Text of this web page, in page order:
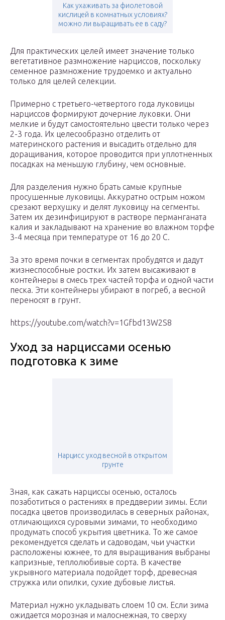
Как ухаживать за фиолетовой
кислицей в комнатных условиях?
можно ли выращивать ее в саду?
Для практических целей имеет значение только
вегетативное размножение нарциссов, поскольку
семенное размножение трудоемко и актуально
только для целей селекции.
Примерно с третьего-четвертого года луковицы
нарциссов формируют дочерние луковки. Они
мелкие и будут самостоятельно цвести только через
2-3 года. Их целесообразно отделить от
материнского растения и высадить отдельно для
доращивания, которое проводится при уплотненных
посадках на меньшую глубину, чем основные.
Для разделения нужно брать самые крупные
просушенные луковицы. Аккуратно острым ножом
срезают верхушку и делят луковицу на сегменты.
Затем их дезинфицируют в растворе перманганата
калия и закладывают на хранение во влажном торфе
3-4 месяца при температуре от 16 до 20 С.
За это время почки в сегментах пробудятся и дадут
жизнеспособные ростки. Их затем высаживают в
контейнеры в смесь трех частей торфа и одной части
песка. Эти контейнеры убирают в погреб, а весной
переносят в грунт.
https://youtube.com/watch?v=1Gfbd13W2S8
Уход за нарциссами осенью
подготовка к зиме
Нарцисс уход весной в открытом
грунте
Зная, как сажать нарциссы осенью, осталось
позаботиться о растениях в преддверии зимы. Если
посадка цветов производилась в северных районах,
отличающихся суровыми зимами, то необходимо
продумать способ укрытия цветника. То же самое
рекомендуется сделать и садоводам, чьи участки
расположены южнее, то для выращивания выбраны
капризные, теплолюбивые сорта. В качестве
укрывного материала подойдет торф, древесная
стружка или опилки, сухие дубовые листья.
Материал нужно укладывать слоем 10 см. Если зима
ожидается морозная и малоснежная, то сверху